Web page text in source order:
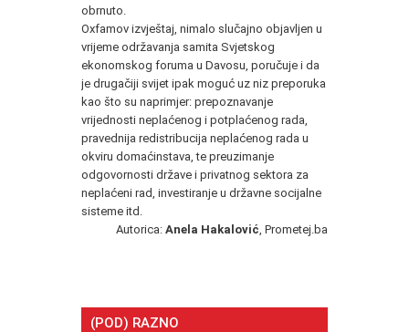
obrnuto.
Oxfamov izvještaj, nimalo slučajno objavljen u
vrijeme održavanja samita Svjetskog
ekonomskog foruma u Davosu, poručuje i da
je drugačiji svijet ipak moguć uz niz preporuka
kao što su naprimjer: prepoznavanje
vrijednosti neplaćenog i potplaćenog rada,
pravednija redistribucija neplaćenog rada u
okviru domaćinstava, te preuzimanje
odgovornosti države i privatnog sektora za
neplaćeni rad, investiranje u državne socijalne
sisteme itd.
Autorica: Anela Hakalović , Prometej.ba
(POD) RAZNO